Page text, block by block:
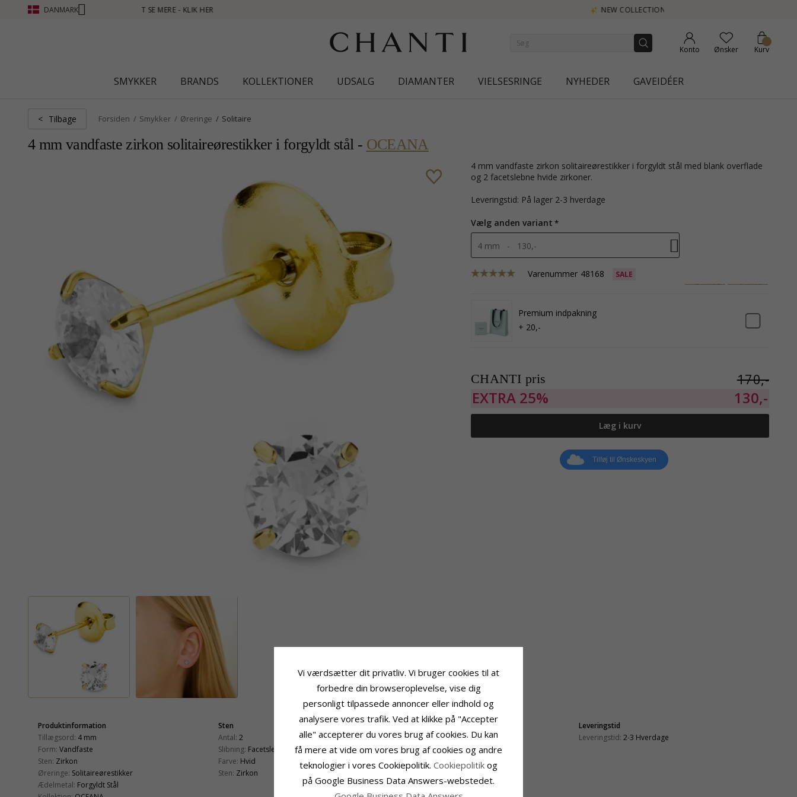
DANMARK
Konto Ønsker Kurv
SMYKKER BRANDS KOLLEKTIONER UDSALG DIAMANTER VIELSESRINGE NYHEDER GAVEIDÉER
< Tilbage Forsiden Smykker Øreringe Solitaire
4 mm vandfaste zirkon solitaireørestikker i forgyldt stål - OCEANA
4 mm vandfaste zirkon solitaireørestikker i forgyldt stål med blank overflade
og 2 facetslebne hvide zirkoner.
Leveringstid: På lager 2-3 hverdage
Vælg anden variant
4 mm - 130,-
Varenummer 48168 SALE
Premium indpakning
+ 20,-
CHANTI pris 170,-
EXTRA 25% 130,-
Læg i kurv
Tilføj til Ønskeskyen
Produktinformation
Tillægsord: 4 mm
Form: Vandfaste
Sten: Zirkon
Øreringe: Solitaireørestikker
Ædelmetal: Forgyldt Stål
Sten
Antal: 2
Slibning: Facetsleben
Farve: Hvid
Sten: Zirkon
Størrelse
Diameter: 4,0 mm
Leveringstid
Leveringstid: 2-3 Hverdage
Vi værdsætter dit privatliv. Vi bruger cookies til at
forbedre din browseroplevelse, vise dig
personligt tilpassede annoncer eller indhold og
analysere vores trafik. Ved at klikke på "Accepter
alle" accepterer du vores brug af cookies. Du kan
få mere at vide om vores brug af cookies og andre
teknologier i vores Cookiepolitik. Cookiepolitik og
på Google Business Data Answers-webstedet.